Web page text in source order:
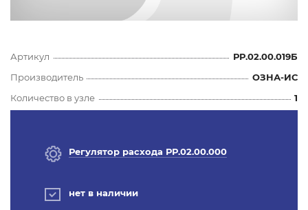
Артикул
РР.02.00.019Б
Производитель
ОЗНА-ИС
Количество в узле
1
Регулятор расхода РР.02.00.000
нет в наличии